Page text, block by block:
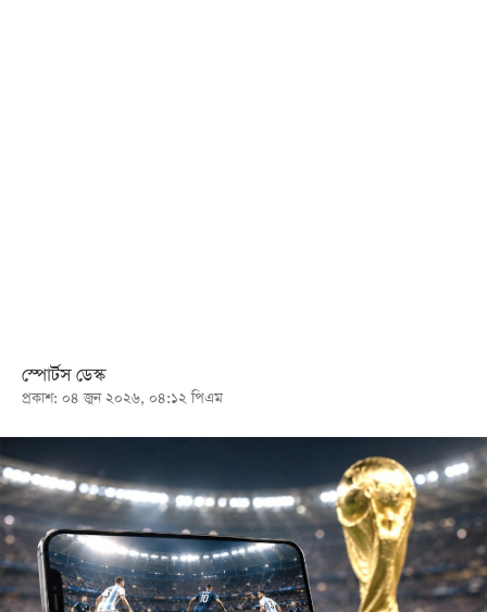
ভিডিও
আর্কাইভ
আজকের
পত্রিকা
স্পোর্টস ডেস্ক
প্রকাশ: ০৪ জুন ২০২৬, ০৪:১২ পিএম